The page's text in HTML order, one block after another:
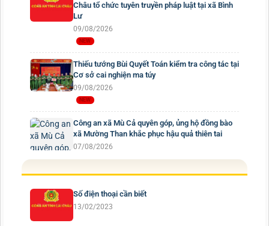
Châu tổ chức tuyên truyền pháp luật tại xã Bình
Lư
09/08/2026
Thiếu tướng Bùi Quyết Toán kiểm tra công tác tại
Cơ sở cai nghiện ma túy
09/08/2026
Công an xã Mù Cả quyên góp, ủng hộ đồng bào
xã Mường Than khắc phục hậu quả thiên tai
07/08/2026
Số điện thoại cần biết
13/02/2023